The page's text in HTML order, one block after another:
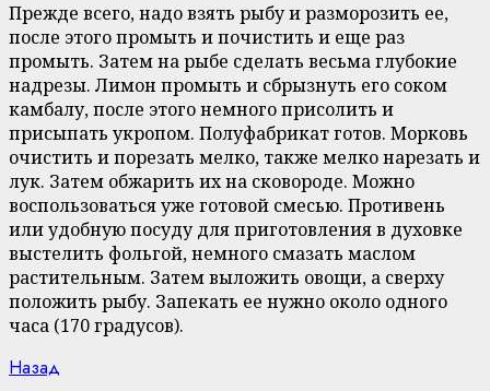
Прежде всего, надо взять рыбу и разморозить ее,
после этого промыть и почистить и еще раз
промыть. Затем на рыбе сделать весьма глубокие
надрезы. Лимон промыть и сбрызнуть его соком
камбалу, после этого немного присолить и
присыпать укропом. Полуфабрикат готов. Морковь
очистить и порезать мелко, также мелко нарезать и
лук. Затем обжарить их на сковороде. Можно
воспользоваться уже готовой смесью. Противень
или удобную посуду для приготовления в духовке
выстелить фольгой, немного смазать маслом
растительным. Затем выложить овощи, а сверху
положить рыбу. Запекать ее нужно около одного
часа (170 градусов).
Continue
Назад